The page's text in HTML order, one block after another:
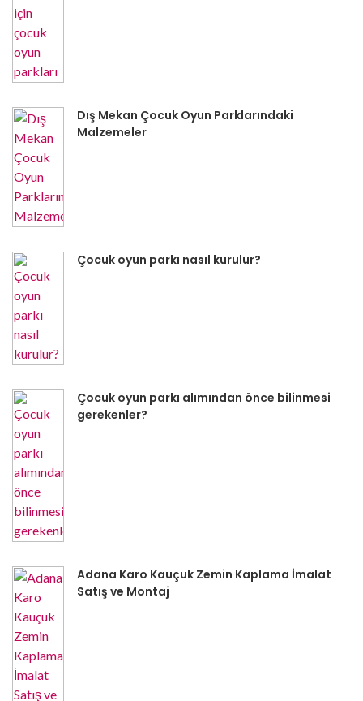
Dış Mekan Çocuk Oyun Parklarındaki
Malzemeler
Çocuk oyun parkı nasıl kurulur?
Çocuk oyun parkı alımından önce bilinmesi
gerekenler?
Adana Karo Kauçuk Zemin Kaplama İmalat
Satış ve Montaj